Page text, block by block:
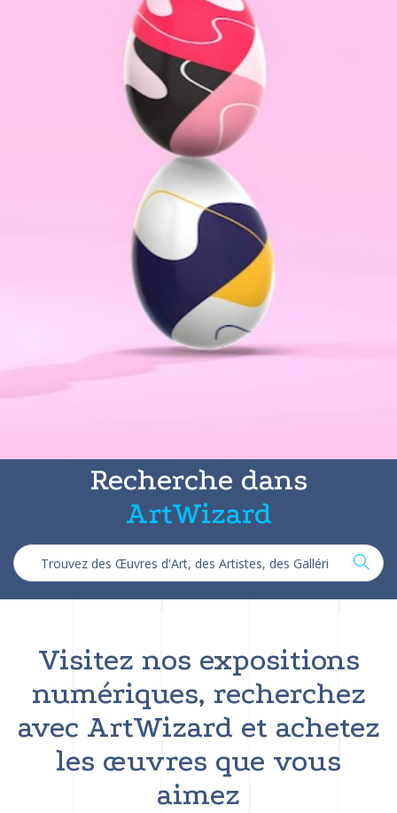
Recherche dans
ArtWizard
Visitez nos expositions
numériques, recherchez
avec ArtWizard et achetez
les œuvres que vous
aimez